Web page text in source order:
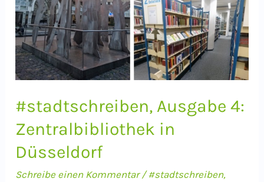
#stadtschreiben, Ausgabe 4:
Zentralbibliothek in
Düsseldorf
Schreibe einen Kommentar /#stadtschreiben,